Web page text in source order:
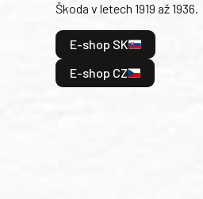
Škoda v letech 1919 až 1936.
E-shop SK
E-shop CZ